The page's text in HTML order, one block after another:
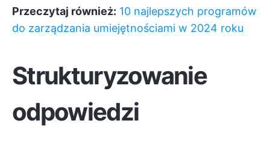
Przeczytaj również: 10 najlepszych programów
do zarządzania umiejętnościami w 2024 roku
Strukturyzowanie
odpowiedzi